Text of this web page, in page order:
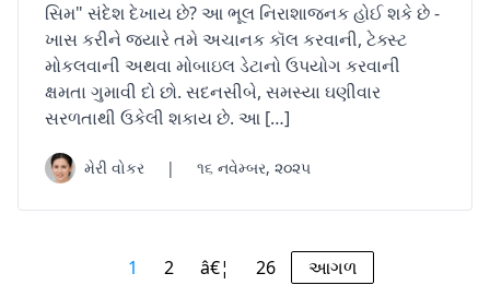
સિમ" સંદેશ દેખાય છે? આ ભૂલ નિરાશાજનક હોઈ શકે છે -
ખાસ કરીને જ્યારે તમે અચાનક કૉલ કરવાની, ટેક્સ્ટ
મોકલવાની અથવા મોબાઇલ ડેટાનો ઉપયોગ કરવાની
ક્ષમતા ગુમાવી દો છો. સદનસીબે, સમસ્યા ઘણીવાર
સરળતાથી ઉકેલી શકાય છે. આ […]
મેરી વોકર | ૧૬ નવેમ્બર, ૨૦૨૫
1 2 â€¦ 26 આગળ